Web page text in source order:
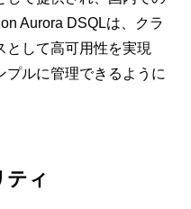
Aurora DSQLは、クラ
として高可用性を実現
プルに管理できるように
ティ